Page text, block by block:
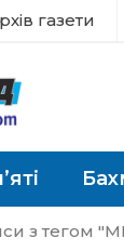
газети
з тегом